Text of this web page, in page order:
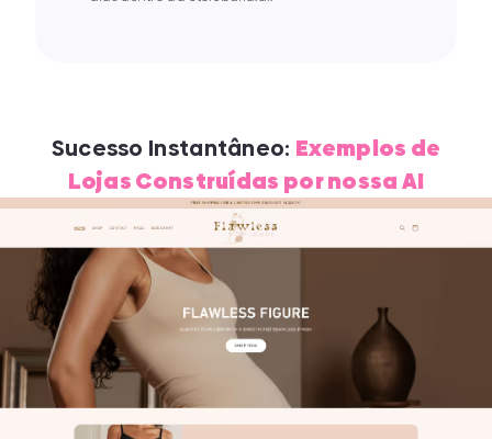
Sucesso Instantâneo: Exemplos de
Lojas Construídas por nossa AI